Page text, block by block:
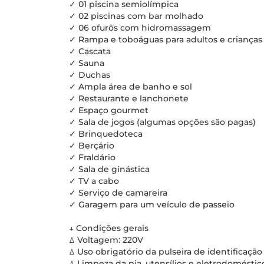
✓ 01 piscina semiolímpica
✓ 02 piscinas com bar molhado
✓ 06 ofurôs com hidromassagem
✓ Rampa e toboáguas para adultos e crianças
✓ Cascata
✓ Sauna
✓ Duchas
✓ Ampla área de banho e sol
✓ Restaurante e lanchonete
✓ Espaço gourmet
✓ Sala de jogos (algumas opções são pagas)
✓ Brinquedoteca
✓ Berçário
✓ Fraldário
✓ Sala de ginástica
✓ TV a cabo
✓ Serviço de camareira
✓ Garagem para um veículo de passeio
↓ Condições gerais
ꕔ Voltagem: 220V
ꕔ Uso obrigatório da pulseira de identificação